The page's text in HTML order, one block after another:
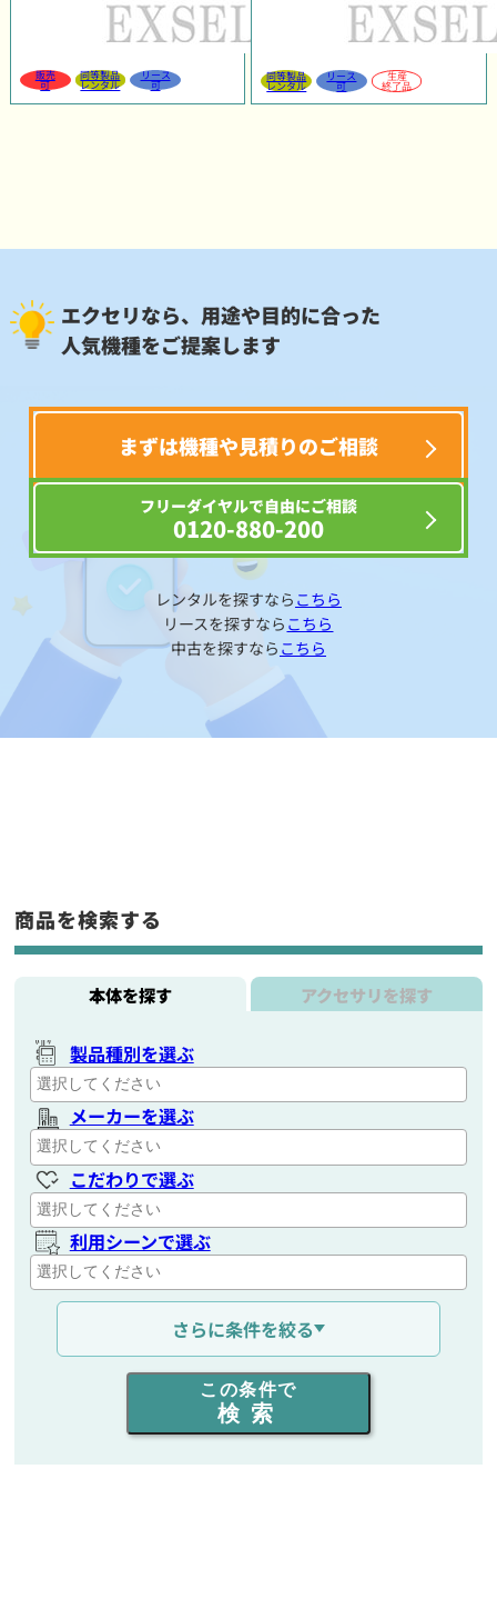
販売
可
同等製品
レンタル
リース
可
同等製品
レンタル
リース
可
生産
終了品
エクセリなら、用途や目的に合った
人気機種をご提案します
まずは機種や見積りのご相談
フリーダイヤルで自由にご相談
0120-880-200
レンタルを探すなら こちら
リースを探すなら こちら
中古を探すなら こちら
商品を検索する
本体を探す アクセサリを探す
製品種別を選ぶ
メーカーを選ぶ
こだわりで選ぶ
利用シーンで選ぶ
通信距離を選ぶ
出力を選ぶ
同時通話人数を選ぶ
さらに条件を絞る
この条件で
検索